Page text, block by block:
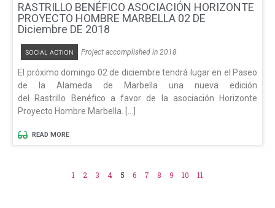
RASTRILLO BENÉFICO ASOCIACIÓN HORIZONTE
PROYECTO HOMBRE MARBELLA 02 DE
Diciembre DE 2018
SOCIAL ACTION Project accomplished in 2018
El próximo domingo 02 de diciembre tendrá lugar en el Paseo
de la Alameda de Marbella una nueva edición
del Rastrillo Benéfico a favor de la asociación Horizonte
Proyecto Hombre Marbella. […]
READ MORE
1 2 3 4 5 6 7 8 9 10 11